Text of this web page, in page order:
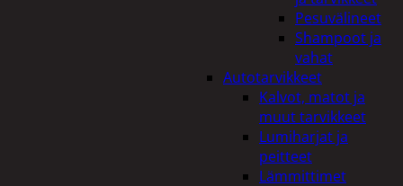
Pesuvälineet
Shampoot ja
vahat
Autotarvikkeet
Kalvot, matot ja
muut tarvikkeet
Lumiharjat ja
peitteet
Lämmittimet